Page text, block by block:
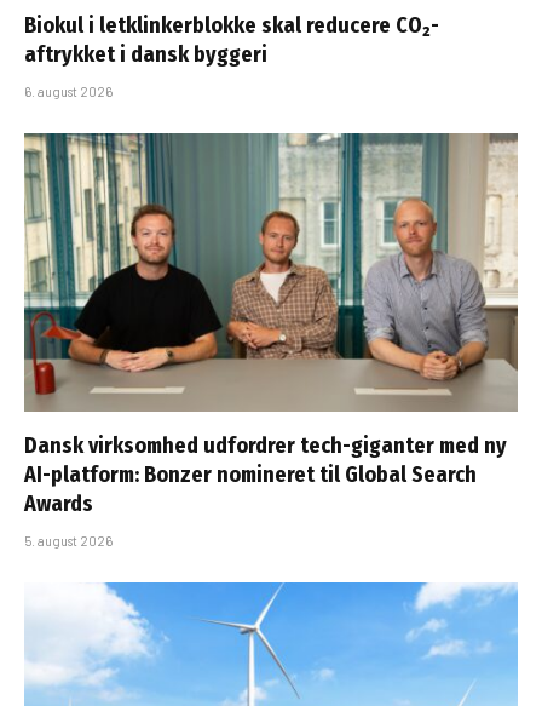
Biokul i letklinkerblokke skal reducere CO₂-
aftrykket i dansk byggeri
6. august 2026
Dansk virksomhed udfordrer tech-giganter med ny
AI-platform: Bonzer nomineret til Global Search
Awards
5. august 2026